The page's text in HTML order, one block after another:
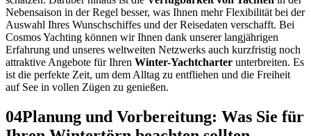
Nebensaison in der Regel besser, was Ihnen mehr Flexibilität bei der
Auswahl Ihres Wunschschiffes und der Reisedaten verschafft. Bei
Cosmos Yachting können wir Ihnen dank unserer langjährigen
Erfahrung und unseres weltweiten Netzwerks auch kurzfristig noch
attraktive Angebote für Ihren Winter-Yachtcharter unterbreiten. Es
ist die perfekte Zeit, um dem Alltag zu entfliehen und die Freiheit
auf See in vollen Zügen zu genießen.
04Planung und Vorbereitung: Was Sie für